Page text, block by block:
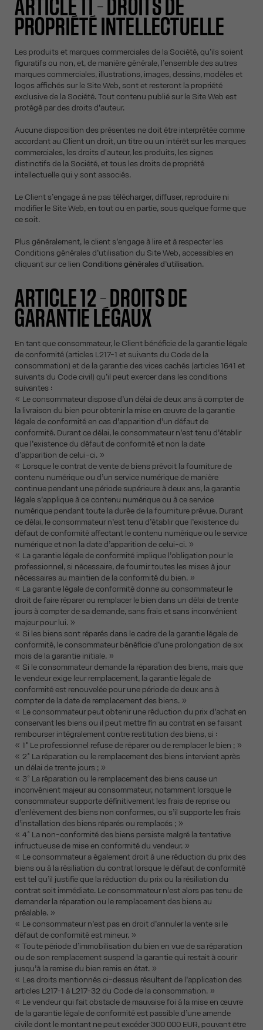
ARTICLE 11 – DROITS DE
PROPRIÉTÉ INTELLECTUELLE
Les produits et marques commerciales de la Société, qu’ils soient
figuratifs ou non, et, de manière générale, l’ensemble des autres
marques commerciales, illustrations, images, dessins, modèles et
logos affichés sur le Site Web, sont et resteront la propriété
exclusive de la Société. Tout contenu publié sur le Site Web est
protégé par des droits d’auteur.
Aucune disposition des présentes ne doit être interprétée comme
accordant au Client un droit, un titre ou un intérêt sur les marques
commerciales, les droits d'auteur, les produits, les signes
distinctifs de la Société, et tous les droits de propriété
intellectuelle qui y sont associés.
Le Client s’engage à ne pas télécharger, diffuser, reproduire ni
modifier le Site Web, en tout ou en partie, sous quelque forme que
ce soit.
Plus généralement, le client s’engage à lire et à respecter les
Conditions générales d’utilisation du Site Web, accessibles en
cliquant sur ce lien Conditions générales d’utilisation.
ARTICLE 12 – DROITS DE
GARANTIE LÉGAUX
En tant que consommateur, le Client bénéficie de la garantie légale
de conformité (articles L217-1 et suivants du Code de la
consommation) et de la garantie des vices cachés (articles 1641 et
suivants du Code civil) qu’il peut exercer dans les conditions
suivantes :
« Le consommateur dispose d’un délai de deux ans à compter de
la livraison du bien pour obtenir la mise en œuvre de la garantie
légale de conformité en cas d’apparition d’un défaut de
conformité. Durant ce délai, le consommateur n’est tenu d’établir
que l’existence du défaut de conformité et non la date
d’apparition de celui-ci. »
« Lorsque le contrat de vente de biens prévoit la fourniture de
contenu numérique ou d’un service numérique de manière
continue pendant une période supérieure à deux ans, la garantie
légale s’applique à ce contenu numérique ou à ce service
numérique pendant toute la durée de la fourniture prévue. Durant
ce délai, le consommateur n’est tenu d’établir que l’existence du
défaut de conformité affectant le contenu numérique ou le service
numérique et non la date d’apparition de celui-ci. »
« La garantie légale de conformité implique l’obligation pour le
professionnel, si nécessaire, de fournir toutes les mises à jour
nécessaires au maintien de la conformité du bien. »
« La garantie légale de conformité donne au consommateur le
droit de faire réparer ou remplacer le bien dans un délai de trente
jours à compter de sa demande, sans frais et sans inconvénient
majeur pour lui. »
« Si les biens sont réparés dans le cadre de la garantie légale de
conformité, le consommateur bénéficie d’une prolongation de six
mois de la garantie initiale. »
« Si le consommateur demande la réparation des biens, mais que
le vendeur exige leur remplacement, la garantie légale de
conformité est renouvelée pour une période de deux ans à
compter de la date de remplacement des biens. »
« Le consommateur peut obtenir une réduction du prix d’achat en
conservant les biens ou il peut mettre fin au contrat en se faisant
rembourser intégralement contre restitution des biens, si :
« 1° Le professionnel refuse de réparer ou de remplacer le bien ; »
« 2° La réparation ou le remplacement des biens intervient après
un délai de trente jours ; »
« 3° La réparation ou le remplacement des biens cause un
inconvénient majeur au consommateur, notamment lorsque le
consommateur supporte définitivement les frais de reprise ou
d’enlèvement des biens non conformes, ou s’il supporte les frais
d’installation des biens réparés ou remplacés ; »
« 4° La non-conformité des biens persiste malgré la tentative
infructueuse de mise en conformité du vendeur. »
« Le consommateur a également droit à une réduction du prix des
biens ou à la résiliation du contrat lorsque le défaut de conformité
est tel qu’il justifie que la réduction du prix ou la résiliation du
contrat soit immédiate. Le consommateur n’est alors pas tenu de
demander la réparation ou le remplacement des biens au
préalable. »
« Le consommateur n’est pas en droit d’annuler la vente si le
défaut de conformité est mineur. »
« Toute période d’immobilisation du bien en vue de sa réparation
ou de son remplacement suspend la garantie qui restait à courir
jusqu’à la remise du bien remis en état. »
« Les droits mentionnés ci-dessus résultent de l’application des
articles L217-1 à L217-32 du Code de la consommation. »
« Le vendeur qui fait obstacle de mauvaise foi à la mise en œuvre
de la garantie légale de conformité est passible d’une amende
civile dont le montant ne peut excéder 300 000 EUR, pouvant être